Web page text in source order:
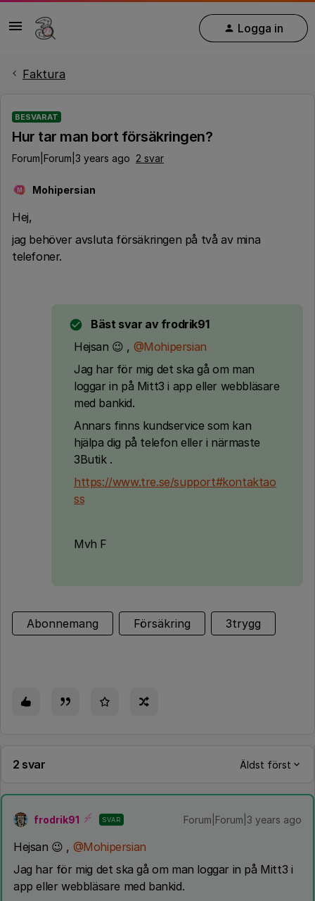
Logga in
Faktura
BESVARAT
Hur tar man bort försäkringen?
Forum|Forum|3 years ago 2 svar
M Mohipersian
Hej,
jag behöver avsluta försäkringen på två av mina
telefoner.
Bäst svar av frodrik91
Hejsan 😉 , @Mohipersian
Jag har för mig det ska gå om man
loggar in på Mitt3 i app eller webbläsare
med bankid.
Annars finns kundservice som kan
hjälpa dig på telefon eller i närmaste
3Butik .
https://www.tre.se/support#kontaktao
ss
Mvh F
Abonnemang Försäkring 3trygg
2 svar Äldst först
frodrik91 SVAR Forum|Forum|3 years ago
Hejsan 😉 , @Mohipersian
Jag har för mig det ska gå om man loggar in på Mitt3 i
app eller webbläsare med bankid.